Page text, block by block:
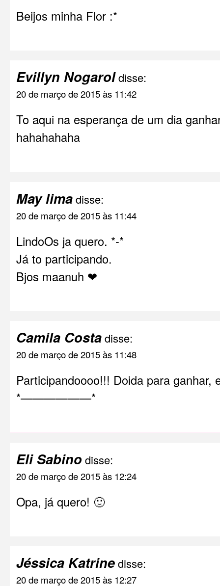
Beijos minha Flor :*
Evillyn Nogaroldisse:
20 de março de 2015 às 11:42
To aqui na esperança de um dia
hahahahaha
May limadisse:
20 de março de 2015 às 11:44
LindoOs ja quero. *-*
Já to participando.
Bjos maanuh ❤
Camila Costadisse:
20 de março de 2015 às 11:48
Participandoooo!!! Doida para ganhar,
*——————*
Eli Sabino disse:
20 de março de 2015 às 12:24
Opa, já quero! 🙂
Jéssica Katrinedisse:
20 de março de 2015 às 12:27